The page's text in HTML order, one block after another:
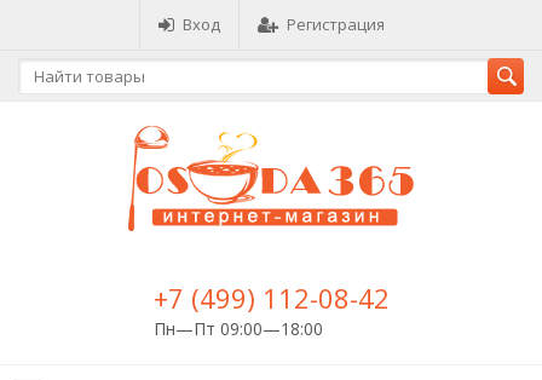
Вход Регистрация
+7 (499) 112-08-42
Пн—Пт 09:00—18:00